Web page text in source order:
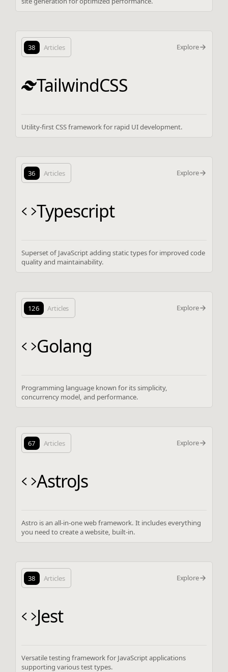
38 Articles Explore
TailwindCSS
Utility-first CSS framework for rapid UI development.
36 Articles Explore
Typescript
Superset of JavaScript adding static types for improved code
quality and maintainability.
126 Articles Explore
Golang
Programming language known for its simplicity,
concurrency model, and performance.
67 Articles Explore
AstroJs
Astro is an all-in-one web framework. It includes everything
you need to create a website, built-in.
38 Articles Explore
Jest
Versatile testing framework for JavaScript applications
supporting various test types.